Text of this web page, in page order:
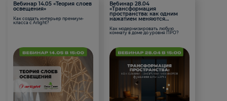
Вебинар 14.05 «Теория слоев
освещения»
Как создать интерьер премиум-
класса с Arlight?
Вебинар 28.04
«Трансформация
пространства: как одним
нажатием меняются
Как модернизировать любую
комнату в доме до уровня ПРО?